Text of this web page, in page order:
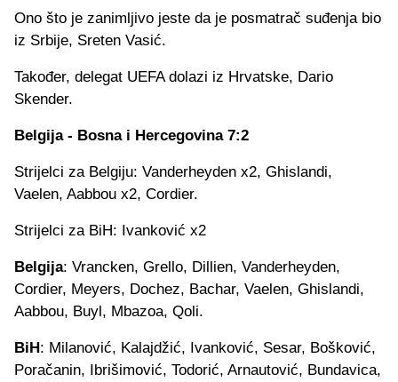
Ono što je zanimljivo jeste da je posmatrač suđenja bio
iz Srbije, Sreten Vasić.
Također, delegat UEFA dolazi iz Hrvatske, Dario
Skender.
Belgija - Bosna i Hercegovina 7:2
Strijelci za Belgiju: Vanderheyden x2, Ghislandi,
Vaelen, Aabbou x2, Cordier.
Strijelci za BiH: Ivanković x2
Belgija: Vrancken, Grello, Dillien, Vanderheyden,
Cordier, Meyers, Dochez, Bachar, Vaelen, Ghislandi,
Aabbou, Buyl, Mbazoa, Qoli.
BiH: Milanović, Kalajdžić, Ivanković, Sesar, Bošković,
Poračanin, Ibrišimović, Todorić, Arnautović, Bundavica,